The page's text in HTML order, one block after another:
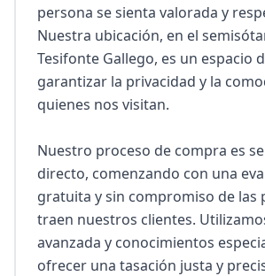
persona se sienta valorada y
Nuestra ubicación, en el
Tesifonte Gallego, es un espacio
garantizar la privacidad y la
quienes nos visitan.
Nuestro proceso de compra es
directo, comenzando con una
gratuita y sin compromiso de las
traen nuestros clientes.
avanzada y conocimientos
ofrecer una tasación justa y